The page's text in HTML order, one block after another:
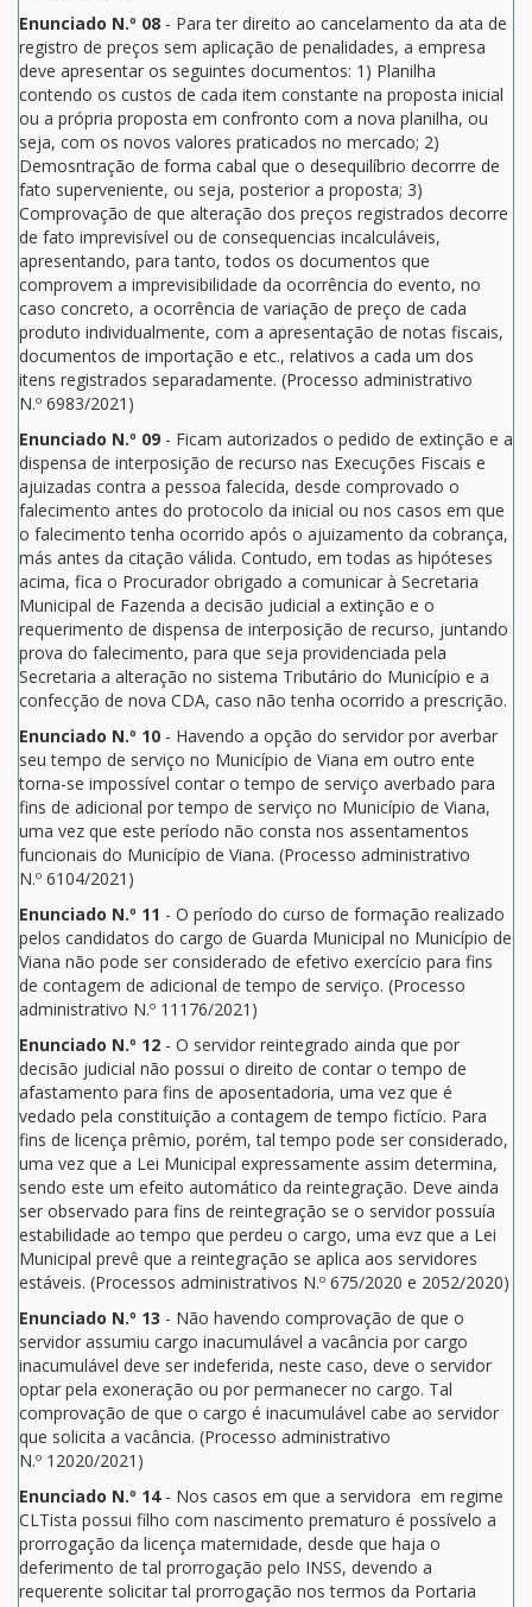
Enunciado N.º 08 - Para ter direito ao cancelamento da ata de
registro de preços sem aplicação de penalidades, a empresa
deve apresentar os seguintes documentos: 1) Planilha
contendo os custos de cada item constante na proposta inicial
ou a própria proposta em confronto com a nova planilha, ou
seja, com os novos valores praticados no mercado; 2)
Demosntração de forma cabal que o desequilíbrio decorrre de
fato superveniente, ou seja, posterior a proposta; 3)
Comprovação de que alteração dos preços registrados decorre
de fato imprevisível ou de consequencias incalculáveis,
apresentando, para tanto, todos os documentos que
comprovem a imprevisibilidade da ocorrência do evento, no
caso concreto, a ocorrência de variação de preço de cada
produto individualmente, com a apresentação de notas fiscais,
documentos de importação e etc., relativos a cada um dos
itens registrados separadamente. (Processo administrativo
N.º 6983/2021)
Enunciado N.º 09 - Ficam autorizados o pedido de extinção e a
dispensa de interposição de recurso nas Execuções Fiscais e
ajuizadas contra a pessoa falecida, desde comprovado o
falecimento antes do protocolo da inicial ou nos casos em que
o falecimento tenha ocorrido após o ajuizamento da cobrança,
más antes da citação válida. Contudo, em todas as hipóteses
acima, fica o Procurador obrigado a comunicar à Secretaria
Municipal de Fazenda a decisão judicial a extinção e o
requerimento de dispensa de interposição de recurso, juntando
prova do falecimento, para que seja providenciada pela
Secretaria a alteração no sistema Tributário do Município e a
confecção de nova CDA, caso não tenha ocorrido a prescrição.
Enunciado N.º 10 - Havendo a opção do servidor por averbar
seu tempo de serviço no Município de Viana em outro ente
torna-se impossível contar o tempo de serviço averbado para
fins de adicional por tempo de serviço no Município de Viana,
uma vez que este período não consta nos assentamentos
funcionais do Município de Viana. (Processo administrativo
N.º 6104/2021)
Enunciado N.º 11 - O período do curso de formação realizado
pelos candidatos do cargo de Guarda Municipal no Município de
Viana não pode ser considerado de efetivo exercício para fins
de contagem de adicional de tempo de serviço. (Processo
administrativo N.º 11176/2021)
Enunciado N.º 12 - O servidor reintegrado ainda que por
decisão judicial não possui o direito de contar o tempo de
afastamento para fins de aposentadoria, uma vez que é
vedado pela constituição a contagem de tempo fictício. Para
fins de licença prêmio, porém, tal tempo pode ser considerado,
uma vez que a Lei Municipal expressamente assim determina,
sendo este um efeito automático da reintegração. Deve ainda
ser observado para fins de reintegração se o servidor possuía
estabilidade ao tempo que perdeu o cargo, uma evz que a Lei
Municipal prevê que a reintegração se aplica aos servidores
estáveis. (Processos administrativos N.º 675/2020 e 2052/2020)
Enunciado N.º 13 - Não havendo comprovação de que o
servidor assumiu cargo inacumulável a vacância por cargo
inacumulável deve ser indeferida, neste caso, deve o servidor
optar pela exoneração ou por permanecer no cargo. Tal
comprovação de que o cargo é inacumulável cabe ao servidor
que solicita a vacância. (Processo administrativo
N.º 12020/2021)
Enunciado N.º 14- Nos casos em que a servidora em regime
CLTista possui filho com nascimento prematuro é possívelo a
prorrogação da licença maternidade, desde que haja o
deferimento de tal prorrogação pelo INSS, devendo a
requerente solicitar tal prorrogação nos termos da Portaria